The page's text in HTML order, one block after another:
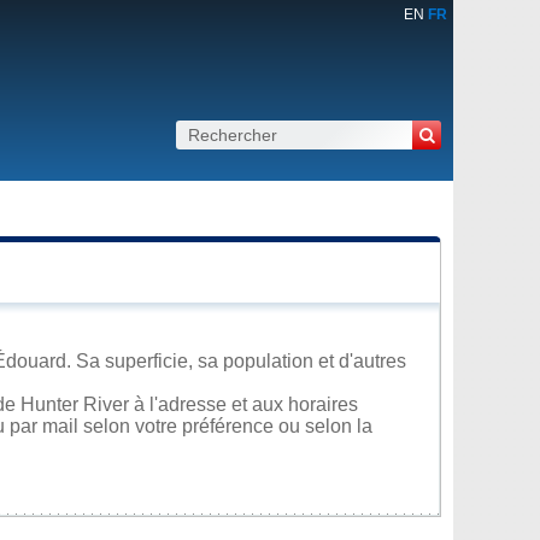
EN FR
Sa superficie, sa population et d'autres
Hunter River à l'adresse et aux horaires
mail selon votre préférence ou selon la